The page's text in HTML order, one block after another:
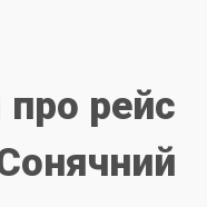
про рейс